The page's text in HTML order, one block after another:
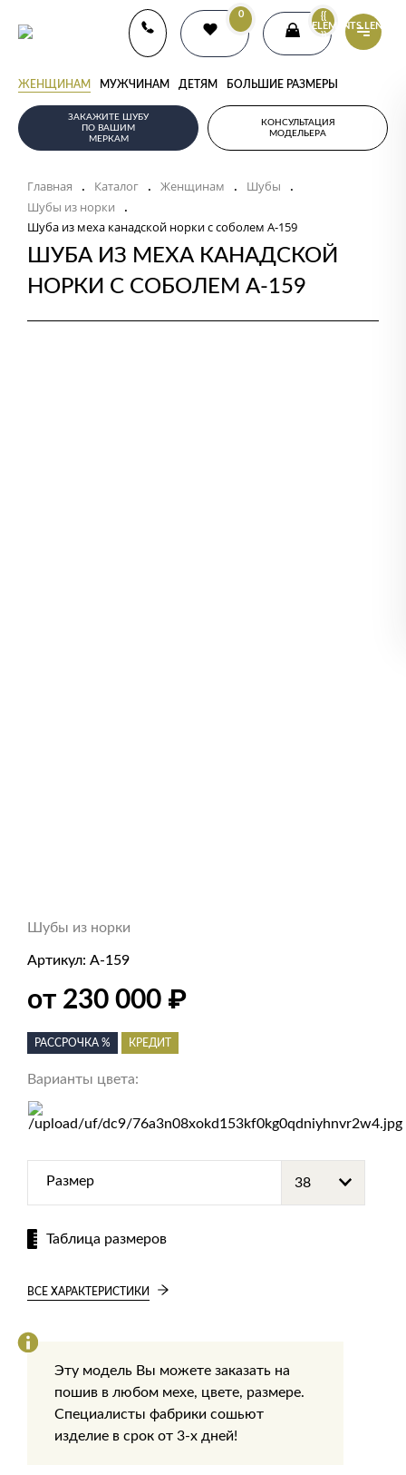
0
{{
ELEMENTS.LENGTH
}}
ЖЕНЩИНАМ МУЖЧИНАМ ДЕТЯМ БОЛЬШИЕ РАЗМЕРЫ
ЗАКАЖИТЕ ШУБУ
ПО ВАШИМ
МЕРКАМ
КОНСУЛЬТАЦИЯ
МОДЕЛЬЕРА
Главная . Каталог . Женщинам . Шубы .
Шубы из норки .
Шуба из меха канадской норки с соболем А-159
ШУБА ИЗ МЕХА КАНАДСКОЙ
НОРКИ С СОБОЛЕМ А-159
Шубы из норки
Артикул: А-159
от 230 000 ₽
РАССРОЧКА % КРЕДИТ
Варианты цвета:
Размер
Таблица размеров
ВСЕ ХАРАКТЕРИСТИКИ
Эту модель Вы можете заказать на
пошив в любом мехе, цвете, размере.
Специалисты фабрики сошьют
изделие в срок от 3-х дней!